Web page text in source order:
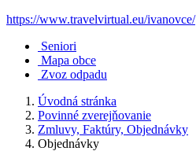
https://www.travelvirtual.eu/ivanovce/
Seniori
Mapa obce
Zvoz odpadu
Úvodná stránka
Povinné zverejňovanie
Zmluvy, Faktúry, Objednávky
Objednávky